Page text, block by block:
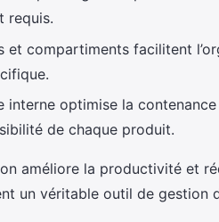
requis.
et compartiments facilitent
interne optimise la
de chaque produit.
améliore la productivité et
un véritable outil de gestion